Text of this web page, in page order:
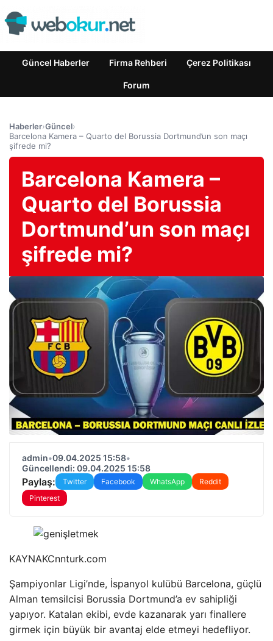
Güncel Haberler Firma Rehberi Çerez Politikası
Forum
Haberler›Güncel›
Barcelona Kamera – Quarto del Borussia Dortmund’un son maçı
şifrede mi?
Barcelona Kamera –
Quarto del Borussia
Dortmund’un son maçı
şifrede mi?
admin•09.04.2025 15:58•
Güncellendi: 09.04.2025 15:58
Paylaş: Twitter Facebook WhatsApp
Reddit
Pinterest
KAYNAKCnnturk.com
Şampiyonlar Ligi’nde, İspanyol kulübü Barcelona, ​​güçlü
Alman temsilcisi Borussia Dortmund’a ev sahipliği
yapıyor. Katalan ekibi, evde kazanarak yarı finallere
girmek için büyük bir avantaj elde etmeyi hedefliyor.